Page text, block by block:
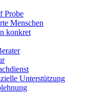
Probe
Menschen
konkret
Unterstützung